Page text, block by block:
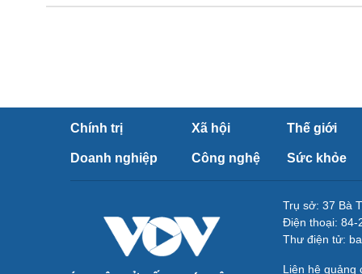
Chính trị Xã hội Thế giới
Doanh nghiệp Công nghệ Sức khỏe
Trụ sở: 37 Bà
Điện thoại: 84-
Thư điện tử:
Liên hệ quảng